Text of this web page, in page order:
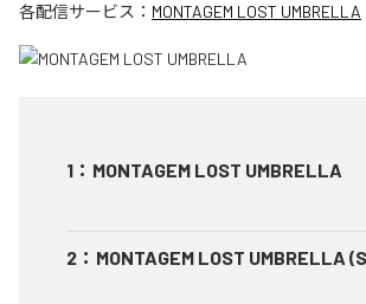
各配信サービス： MONTAGEM LOST UMBRELLA
1 ： MONTAGEM LOST UMBRELLA
2 ： MONTAGEM LOST UMBRELLA